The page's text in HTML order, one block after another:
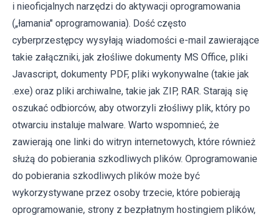
i nieoficjalnych narzędzi do aktywacji oprogramowania
(„łamania" oprogramowania). Dość często
cyberprzestępcy wysyłają wiadomości e-mail zawierające
takie załączniki, jak złośliwe dokumenty MS Office, pliki
Javascript, dokumenty PDF, pliki wykonywalne (takie jak
.exe) oraz pliki archiwalne, takie jak ZIP, RAR. Starają się
oszukać odbiorców, aby otworzyli złośliwy plik, który po
otwarciu instaluje malware. Warto wspomnieć, że
zawierają one linki do witryn internetowych, które również
służą do pobierania szkodliwych plików. Oprogramowanie
do pobierania szkodliwych plików może być
wykorzystywane przez osoby trzecie, które pobierają
oprogramowanie, strony z bezpłatnym hostingiem plików,